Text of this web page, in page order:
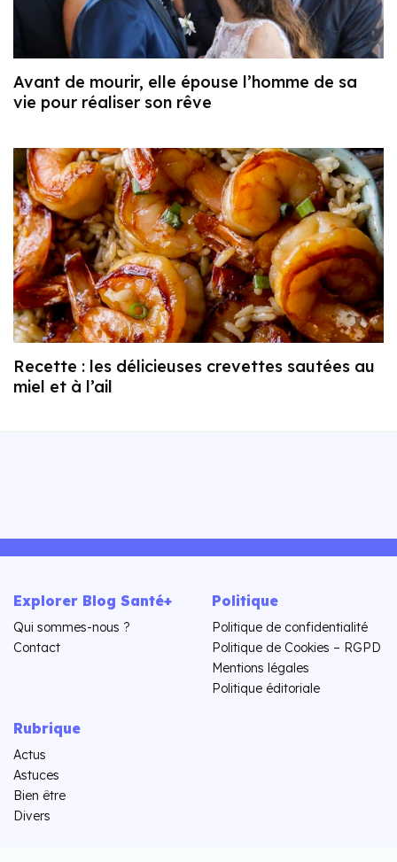
Avant de mourir, elle épouse l’homme de sa
vie pour réaliser son rêve
Recette : les délicieuses crevettes sautées au
miel et à l’ail
Explorer Blog Santé+
Qui sommes-nous ?
Contact
Politique
Politique de confidentialité
Politique de Cookies – RGPD
Mentions légales
Politique éditoriale
Rubrique
Actus
Astuces
Bien être
Divers